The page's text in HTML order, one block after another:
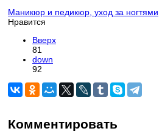
Маникюр и педикюр, уход за ногтями
Нравится
Вверх
81
down
92
Комментировать